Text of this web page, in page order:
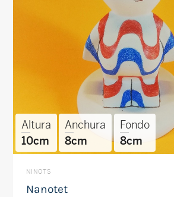
Altura
10cm
Anchura
8cm
Fondo
8cm
NINOTS
Nanotet